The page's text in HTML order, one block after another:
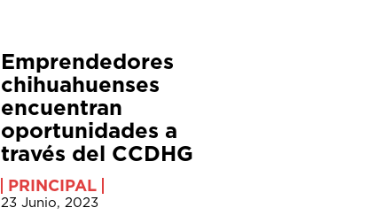
Emprendedores
chihuahuenses
encuentran
oportunidades a
través del CCDHG
PRINCIPAL
23 Junio, 2023